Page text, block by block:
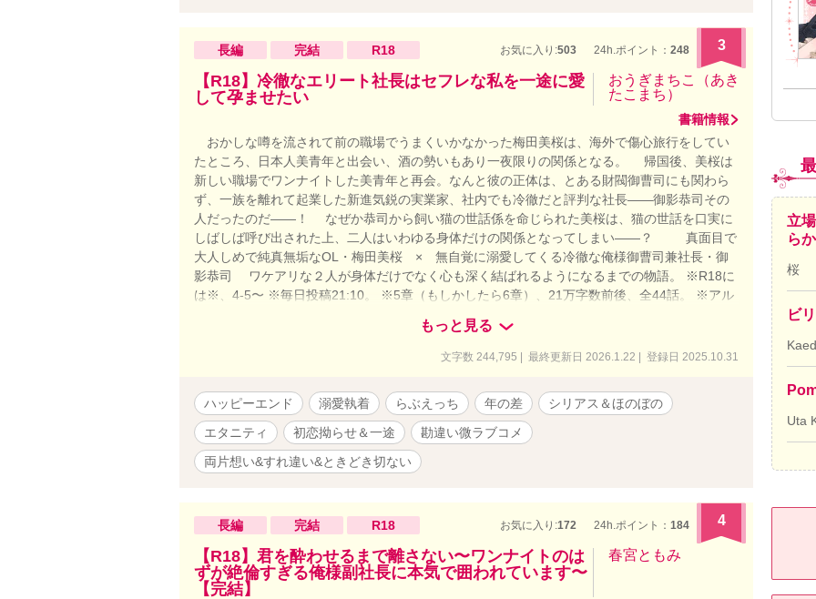
長編 完結 R18 お気に入り:503 24h.ポイント： 248 3
【R18】冷徹なエリート社長はセフレな私を一途に愛
して孕ませたい
おうぎまちこ（あき
たこまち）
書籍情報
おかしな噂を流されて前の職場でうまくいかなかった梅田美桜は、海外で傷心旅行をしてい
たところ、日本人美青年と出会い、酒の勢いもあり一夜限りの関係となる。 帰国後、美桜は
新しい職場でワンナイトした美青年と再会。なんと彼の正体は、とある財閥御曹司にも関わら
ず、一族を離れて起業した新進気鋭の実業家、社内でも冷徹だと評判な社長――御影恭司その
人だったのだ――！ なぜか恭司から飼い猫の世話係を命じられた美桜は、猫の世話を口実に
しばしば呼び出された上、二人はいわゆる身体だけの関係となってしまい――？ 真面目で
大人しめで純真無垢なOL・梅田美桜 × 無自覚に溺愛してくる冷徹な俺様御曹司兼社長・御
影恭司 ワケアリな２人が身体だけでなく心も深く結ばれるようになるまでの物語。 ※R18に
は※、4-5〜 ※毎日投稿21:10。 ※5章（もしかしたら6章）、21万字数前後、全44話。 ※アル
もっと見る
文字数 244,795 | 最終更新日 2026.1.22 | 登録日 2025.10.31
ハッピーエンド 溺愛執着 らぶえっち 年の差
シリアス＆ほのぼの
エタニティ
初恋拗らせ＆一途
勘違い微ラブコメ
両片想い&すれ違い&ときどき切ない
長編 完結 R18 お気に入り:172 24h.ポイント： 184 4
【R18】君を酔わせるまで離さない〜ワンナイトのは
ずが絶倫すぎる俺様副社長に本気で囲われています〜
【完結】
春宮ともみ
立
ら
桜
ビ
Uta